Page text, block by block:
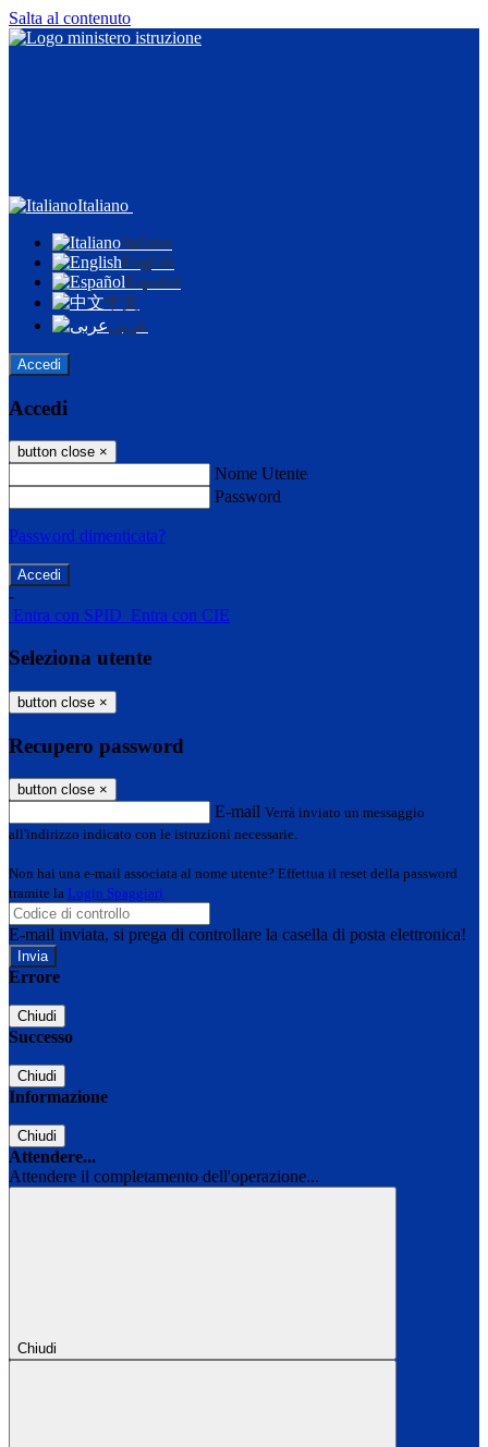
Salta al contenuto
Italiano
Italiano
English
Español
中文
عربى
Accedi
Accedi
button close ×
Nome Utente
Password
Password dimenticata?
-
Entra con SPID Entra con CIE
Seleziona utente
button close ×
Recupero password
button close ×
E-mail Verrà inviato un messaggio
all'indirizzo indicato con le istruzioni necessarie.
Non hai una e-mail associata al nome utente? Effettua il reset della password
tramite la Login Spaggiari
E-mail inviata, si prega di controllare la casella di posta elettronica!
Errore
Chiudi
Successo
Chiudi
Informazione
Chiudi
Attendere...
Attendere il completamento dell'operazione...
Chiudi